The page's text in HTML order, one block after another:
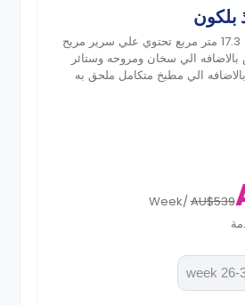
بلكون
شقه ستوديو بمساحه 17.3 متر مربع تحتوي علي سرير مريح
الي سخان ومروحه وستائر
الي مطبخ متكامل ملحق به
AU$539
/
Week
26-39